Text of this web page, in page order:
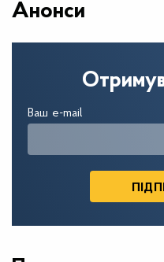
Анонси
Ваш e-mail